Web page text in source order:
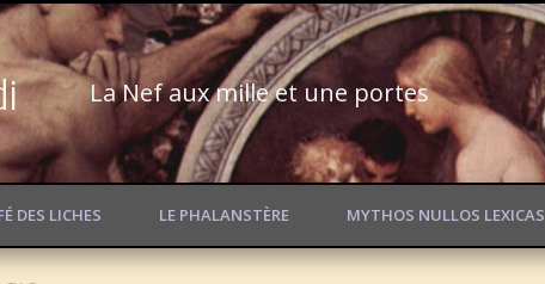
La Nef aux mille et une portes
DES LICHES LE PHALANSTÈRE MYTHOS NULLOS LEXICAS